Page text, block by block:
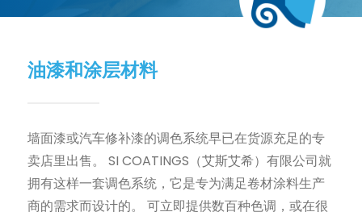
油漆和涂层材料
墙面漆或汽车修补漆的调色系统早已在货源充足的专
卖店里出售。 SI COATINGS（艾斯艾希）有限公司就
拥有这样一套调色系统，它是专为满足卷材涂料生产
商的需求而设计的。 可立即提供数百种色调，或在很